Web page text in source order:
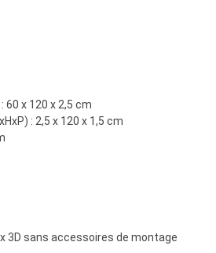
60 x 120 x 2,5 cm
: 2,5 x 120 x 1,5 cm
3D sans accessoires de montage